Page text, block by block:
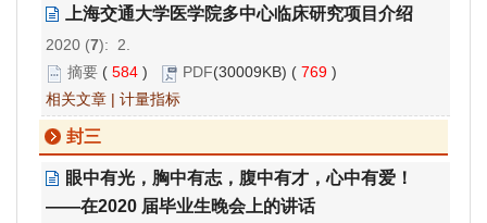
上海交通大学医学院多中心临床研究项目介绍
2020 (7): 2.
摘要 ( 584 ) PDF(30009KB) ( 769 )
相关文章 | 计量指标
封三
眼中有光，胸中有志，腹中有才，心中有爱！
——在2020 届毕业生晚会上的讲话